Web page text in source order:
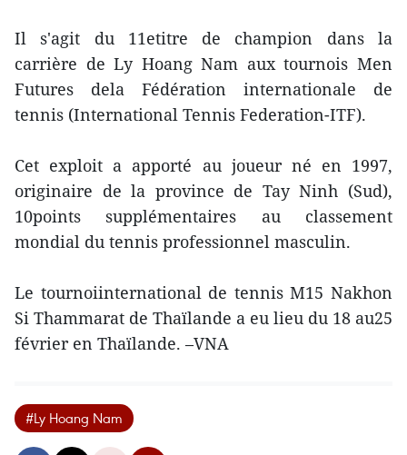
Il s'agit du 11etitre de champion dans la
carrière de Ly Hoang Nam aux tournois Men
Futures dela Fédération internationale de
tennis (International Tennis Federation-ITF).
Cet exploit a apporté au joueur né en 1997,
originaire de la province de Tay Ninh (Sud),
10points supplémentaires au classement
mondial du tennis professionnel masculin.
Le tournoiinternational de tennis M15 Nakhon
Si Thammarat de Thaïlande a eu lieu du 18 au25
février en Thaïlande. –VNA
#Ly Hoang Nam